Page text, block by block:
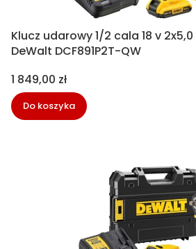
Klucz udarowy 1/2 cala 18 v
DeWalt DCF891P2T-QW
Cena
1 849,00 zł
Do koszyka